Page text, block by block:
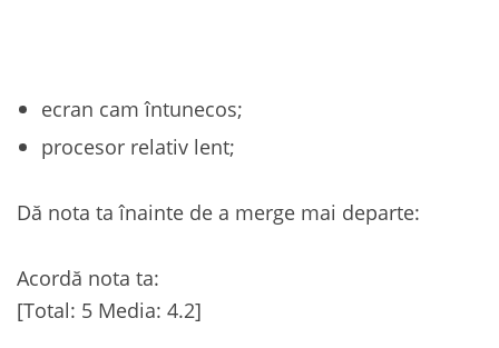
ecran cam întunecos;
procesor relativ lent;
Dă nota ta înainte de a merge mai departe:
Acordă nota ta:
[Total: 5 Media: 4.2]